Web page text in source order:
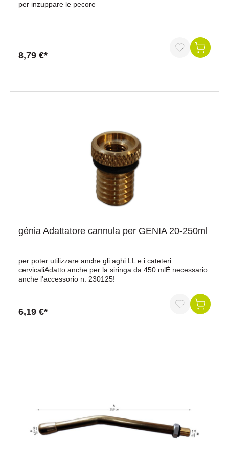
per inzuppare le pecore
8,79 €*
génia Adattatore cannula per GENIA 20-250ml
per poter utilizzare anche gli aghi LL e i cateteri
cervicaliAdatto anche per la siringa da 450 mlÈ necessario
anche l'accessorio n. 230125!
6,19 €*